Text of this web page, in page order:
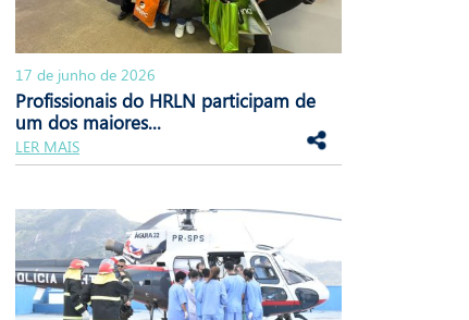
17 de junho de 2026
Profissionais do HRLN participam de
um dos maiores...
LER MAIS